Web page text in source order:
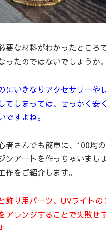
要な材料がわかったところ
ったのではないでしょうか。
にいきなりアクセサリーや
てしまっては、せっかく安
ですよね。
者さんでも簡単に、100均
ンアートを作っちゃいまし
作をご紹介します。
飾り用パーツ、UVライトの
アレンジすることで失敗せ